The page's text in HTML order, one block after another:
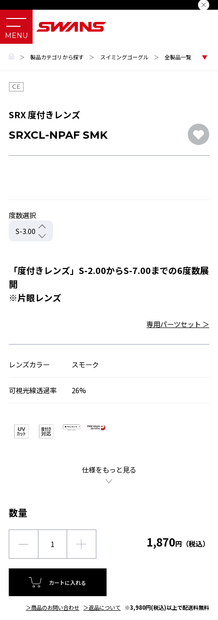
＞ 製品カテゴリから探す ＞ スイミングゴーグル ＞ 全製品一覧
SRX 度付きレンズ
SRXCL-NPAF SMK
度数選択
「度付きレンズ」S-2.00からS-7.00までの6度数展
開
※片眼レンズ
専用パーツセット ＞
レンズカラー スモーク
可視光線透過率 26%
仕様をもっと見る
数量
1,870円（税込）
カートに入れる
＞商品のお問い合わせ ＞返品について ※3,980円(税込)以上で配送料無料